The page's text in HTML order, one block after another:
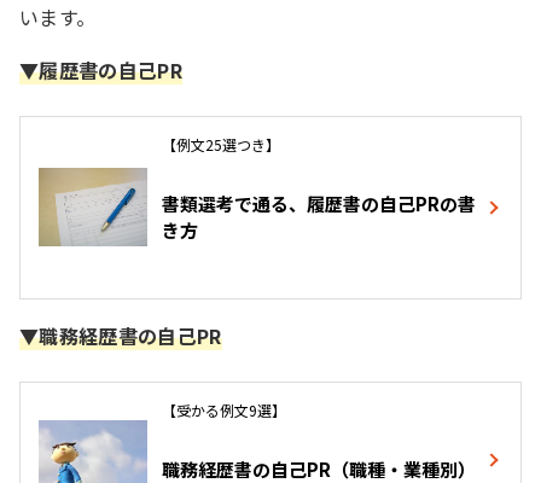
います。
▼履歴書の自己PR
【例文25選つき】
書類選考で通る、履歴書の自己PRの書
き方
▼職務経歴書の自己PR
【受かる例文9選】
職務経歴書の自己PR（職種・業種別）